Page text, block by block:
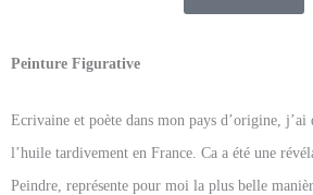
Peinture Figurative
Ecrivaine et poète dans mon pays d’origine,
l’huile tardivement en France. Ca a été une
Peindre, représente pour moi la plus belle